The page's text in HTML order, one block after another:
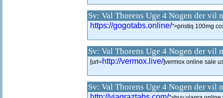
Sv: Val Thorens Uge 4 Nogen der vil
https://gogotabs.online/">pristiq 100mg
Sv: Val Thorens Uge 4 Nogen der vil
[url=http://vermox.live/]vermox online sale
Sv: Val Thorens Uge 4 Nogen der vil